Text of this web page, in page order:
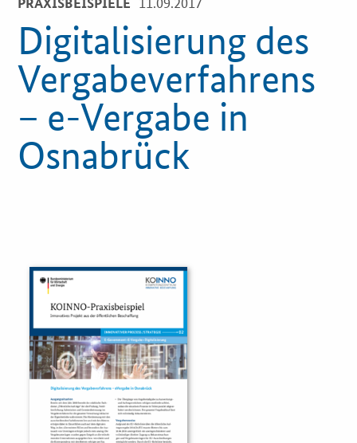
Praxisbeispiele
Publikationen
KOINNOmagazin
Netzwerk
Weitere Informationen
Kontakt
Öffentliche Auftraggeber
Services
Innovative Beschaffung
Digitalisierung des
Vergabeverfahrens
– e-Vergabe in
Osnabrück